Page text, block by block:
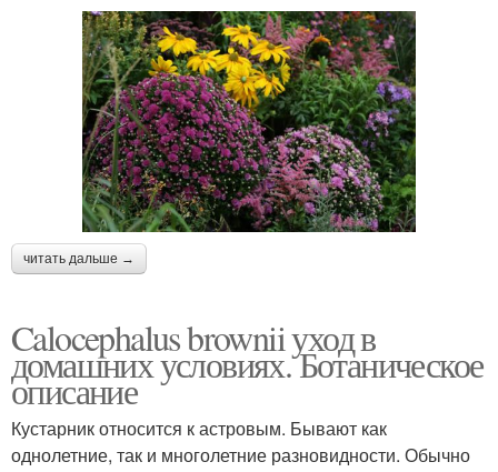
читать дальше →
Calocephalus brownii уход в
домашних условиях. Ботаническое
описание
Кустарник относится к астровым. Бывают как
однолетние, так и многолетние разновидности. Обычно